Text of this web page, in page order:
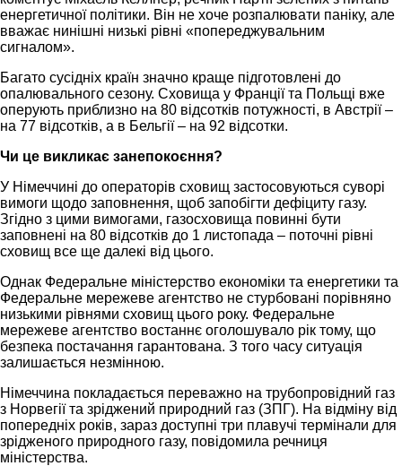
енергетичної політики. Він не хоче розпалювати паніку, але
вважає нинішні низькі рівні «попереджувальним
сигналом».
Багато сусідніх країн значно краще підготовлені до
опалювального сезону. Сховища у Франції та Польщі вже
оперують приблизно на 80 відсотків потужності, в Австрії –
на 77 відсотків, а в Бельгії – на 92 відсотки.
Чи це викликає занепокоєння?
У Німеччині до операторів сховищ застосовуються суворі
вимоги щодо заповнення, щоб запобігти дефіциту газу.
Згідно з цими вимогами, газосховища повинні бути
заповнені на 80 відсотків до 1 листопада – поточні рівні
сховищ все ще далекі від цього.
Однак Федеральне міністерство економіки та енергетики та
Федеральне мережеве агентство не стурбовані порівняно
низькими рівнями сховищ цього року. Федеральне
мережеве агентство востаннє оголошувало рік тому, що
безпека постачання гарантована. З того часу ситуація
залишається незмінною.
Німеччина покладається переважно на трубопровідний газ
з Норвегії та зріджений природний газ (ЗПГ). На відміну від
попередніх років, зараз доступні три плавучі термінали для
зрідженого природного газу, повідомила речниця
міністерства.